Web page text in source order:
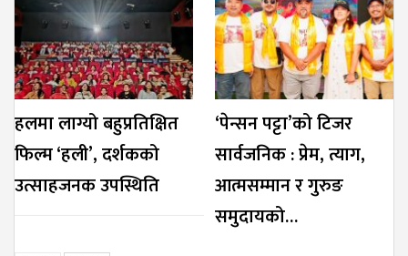
हलमा लाग्यो बहुप्रतिक्षित
फिल्म ‘हली’, दर्शकको
उत्साहजनक उपस्थिति
‘पेन्सन पट्टा’को टिजर
सार्वजनिक : प्रेम, त्याग,
आत्मसम्मान र गुरुङ
समुदायको…